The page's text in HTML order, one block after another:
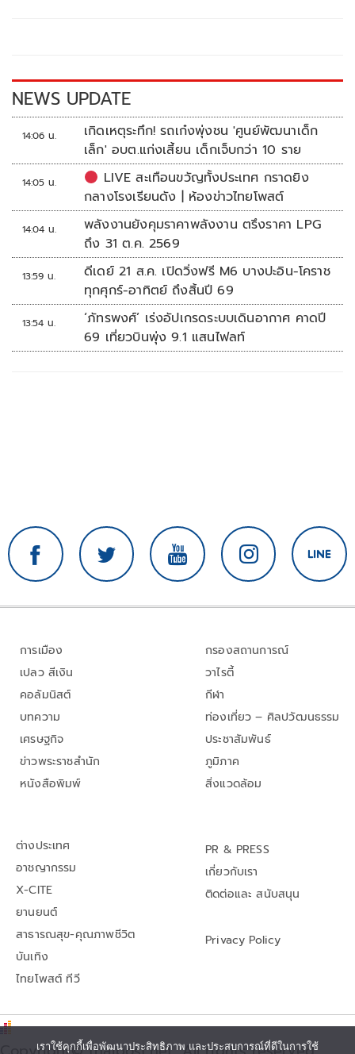
k k
NEWS UPDATE
14:06 น.
เกิดเหตุระทึก! รถเก๋งพุ่งชน 'ศูนย์พัฒนาเด็ก
เล็ก' อบต.แก่งเสี้ยน เด็กเจ็บกว่า 10 ราย
14:05 น.
LIVE สะเทือนขวัญทั้งประเทศ กราดยิง
กลางโรงเรียนดัง | ห้องข่าวไทยโพสต์
14:04 น.
พลังงานยังคุมราคาพลังงาน ตรึงราคา LPG
ถึง 31 ต.ค. 2569
13:59 น.
ดีเดย์ 21 ส.ค. เปิดวิ่งฟรี M6 บางปะอิน-โคราช
ทุกศุกร์-อาทิตย์ ถึงสิ้นปี 69
13:54 น.
‘ภัทรพงศ์’ เร่งอัปเกรดระบบเดินอากาศ คาดปี
69 เที่ยวบินพุ่ง 9.1 แสนไฟลท์
การเมือง
เปลว สีเงิน
คอลัมนิสต์
บทความ
เศรษฐกิจ
ข่าวพระราชสำนัก
หนังสือพิมพ์
กรองสถานการณ์
วาไรตี้
กีฬา
ท่องเที่ยว – ศิลปวัฒนธรรม
ประชาสัมพันธ์
ภูมิภาค
สิ่งแวดล้อม
ต่างประเทศ
อาชญากรรม
X-CITE
ยานยนต์
สาธารณสุข-คุณภาพชีวิต
บันเทิง
ไทยโพสต์ ทีวี
PR & PRESS
เกี่ยวกับเรา
ติดต่อและ สนับสนุน
Privacy Policy
เราใช้คุกกี้เพื่อพัฒนาประสิทธิภาพ และประสบการณ์ที่ดีในการใช้